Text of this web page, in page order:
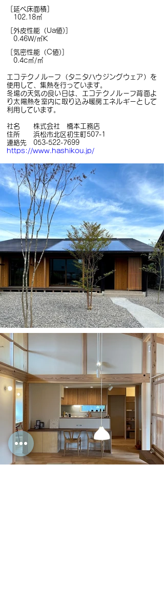
［延べ床面積］
102.18㎡
［外皮性能（Ua値)］
0.46W/㎡K
［気密性能（C値)］
0.4c㎡/㎡
エコテクノルーフ（タニタハウジングウェア）を
使用して、集熱を行っています。
冬場の天気の良い日は、エコテクノルーフ背面よ
り太陽熱を室内に取り込み暖房エネルギーとして
利用しています。
社名　　株式会社　橋本工務店
住所　　浜松市北区初生町507-1
連絡先　053-522-7699
https://www.hashikou.jp/